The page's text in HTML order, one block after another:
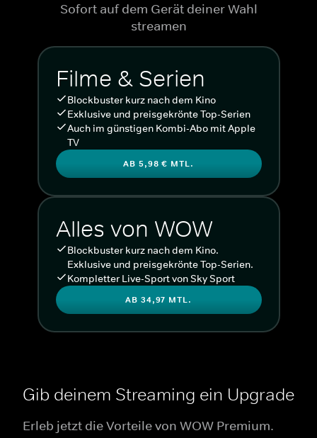
Sofort auf dem Gerät deiner Wahl
streamen
Filme & Serien
Blockbuster kurz nach dem Kino
Exklusive und preisgekrönte Top-Serien
Auch im günstigen Kombi-Abo mit Apple
TV
AB 5,98 € MTL.
Alles von WOW
Blockbuster kurz nach dem Kino.
Exklusive und preisgekrönte Top-Serien.
Kompletter Live-Sport von Sky Sport
AB 34,97 MTL.
Gib deinem Streaming ein Upgrade
Erleb jetzt die Vorteile von WOW Premium.